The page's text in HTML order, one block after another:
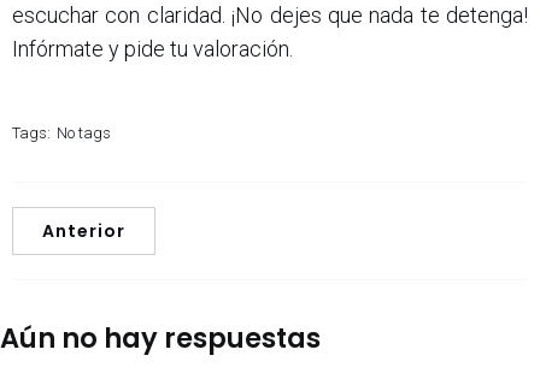
escuchar con claridad. ¡No dejes que nada te detenga!
Infórmate y pide tu valoración.
Tags: No tags
Anterior
Aún no hay respuestas